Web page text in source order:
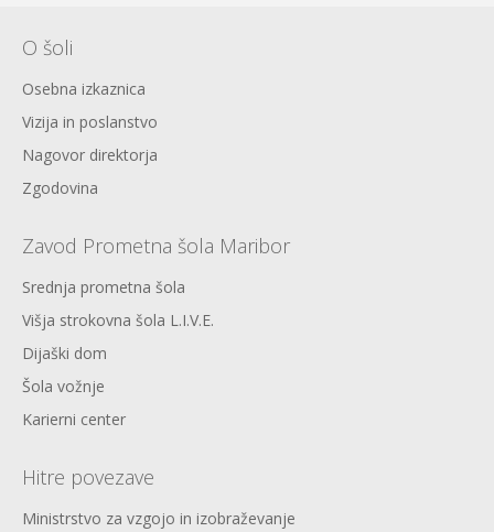
O šoli
Osebna izkaznica
Vizija in poslanstvo
Nagovor direktorja
Zgodovina
Zavod Prometna šola Maribor
Srednja prometna šola
Višja strokovna šola L.I.V.E.
Dijaški dom
Šola vožnje
Karierni center
Hitre povezave
Ministrstvo za vzgojo in izobraževanje